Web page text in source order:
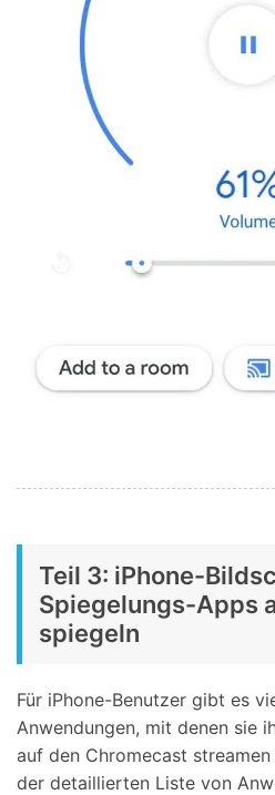
Teil 3: iPhone-
Spiegelungs-Apps
spiegeln
Für iPhone-Benutzer gibt es
Anwendungen, mit denen sie
auf den Chromecast
der detaillierten Liste von